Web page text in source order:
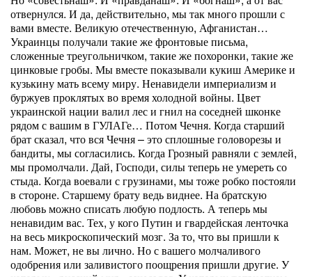
отвернулся. И да, действительно, мы так много прошли с
вами вместе. Великую отечественную, Афганистан…
Украинцы получали такие же фронтовые письма,
сложенные треугольничком, такие же похоронки, такие же
цинковые гробы. Мы вместе показывали кукиш Америке и
кузькину мать всему миру. Ненавидели империализм и
буржуев проклятых во время холодной войны. Цвет
украинской нации валил лес и гнил на соседней шконке
рядом с вашим в ГУЛАГе… Потом Чечня. Когда старший
брат сказал, что вся Чечня – это сплошные головорезы и
бандиты, мы согласились. Когда Грозный равняли с землей,
мы промолчали. Дай, Господи, силы теперь не умереть со
стыда. Когда воевали с грузинами, мы тоже робко постояли
в стороне. Старшему брату ведь виднее. На братскую
любовь можно списать любую подлость. А теперь мы
ненавидим вас. Тех, у кого Путин и гвардейская ленточка
на весь микроскопический мозг. За то, что вы пришли к
нам. Может, не вы лично. Но с вашего молчаливого
одобрения или заливистого поощрения пришли другие. У